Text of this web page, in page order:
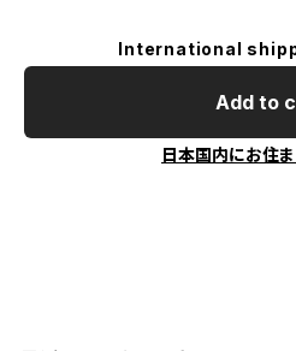
International
Add to
日本国内にお住